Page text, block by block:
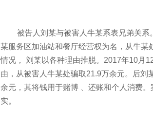
被告人刘某与被害人牛某系表兄弟关系
某服务区加油站和餐厅经营权为名，从牛
情况， 刘某以各种理由推脱。2017年10月
由，从被害人牛某处骗取21.9万余元。后
余元，其将钱用于赌博 、还账和个人消费
实。